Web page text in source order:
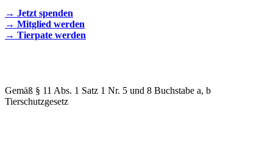
→ Jetzt spenden
→ Mitglied werden
→ Tierpate werden
Gemäß § 11 Abs. 1 Satz 1 Nr. 5 und 8 Buchstabe a, b
Tierschutzgesetz